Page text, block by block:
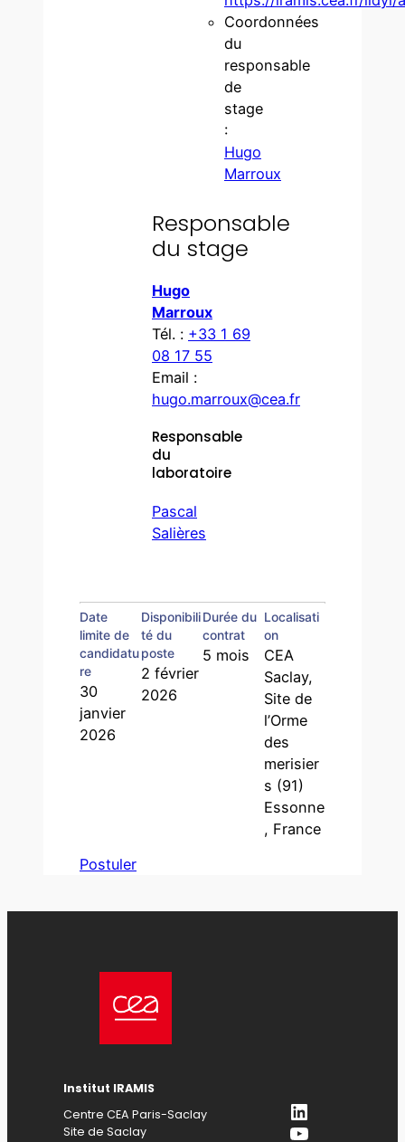
Coordonnées
du
responsable
de
stage
:
Hugo
Marroux
Responsable
du stage
Hugo
Marroux
Tél. : +33 1 69
08 17 55
Email :
hugo.marroux@cea.fr
Responsable
du
laboratoire
Pascal
Salières
Date
limite de
candidatu
re
30
janvier
2026
Disponibili
té du
poste
2 février
2026
Durée du
contrat
5 mois
Localisati
on
CEA
Saclay,
Site de
l’Orme
des
merisier
s (91)
Essonne
, France
Postuler
Institut IRAMIS
Centre CEA Paris-Saclay
Site de Saclay
LinkedIn
YouTube